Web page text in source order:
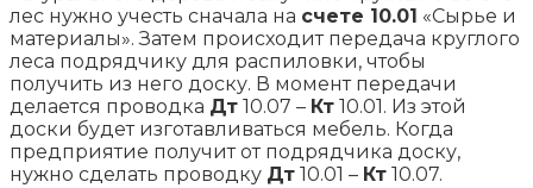
лес нужно учесть сначала на счете 10.01 «Сырье и
материалы». Затем происходит передача круглого
леса подрядчику для распиловки, чтобы
получить из него доску. В момент передачи
делается проводка Дт 10.07 – Кт 10.01. Из этой
доски будет изготавливаться мебель. Когда
предприятие получит от подрядчика доску,
нужно сделать проводку Дт 10.01 – Кт 10.07.